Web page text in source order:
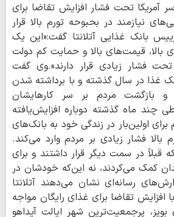
آمریکا تحت فشار افزایش تقاضا برای
نیازمند در بحبوحه‌ تورم بالا قرار
بانک غذایی آتلانتا گفت:«این یک
بالا، قیمت‌های بالا و حمایت کم دولت
فشار زیادی قرار دارند».وی گفت
غذا در سال گذشته و با برداشته شدن
و بازگشت مردم بر سر کارهایشان
چند ماه گذشته دوباره افزایش‌یافته
اولین‌بار در زندگی خود به بانک‌های
بالا فشار زیادی بر مردم وارد می‌کند.
قبلاً در سمت دیگر قرار داشتند و برای
کمک می‌کردند، نه این‌که خودشان در
رسانه‌ای نشان می‌دهند آتلانتا
تقاضا برای غذای رایگان مواجه
پرجمعیت‌ترین شهر ایالت آیداهو